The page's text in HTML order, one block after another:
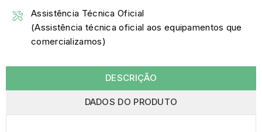
Assistência Técnica Oficial
(Assistência técnica oficial aos equipamentos que
comercializamos)
DESCRIÇÃO
DADOS DO PRODUTO